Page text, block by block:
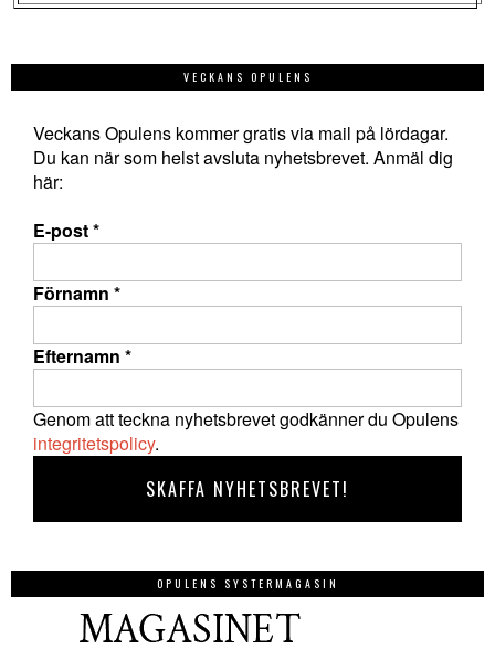
VECKANS OPULENS
Veckans Opulens kommer gratis via mail på lördagar.
Du kan när som helst avsluta nyhetsbrevet. Anmäl dig
här:
E-post*
Förnamn *
Efternamn *
Genom att teckna nyhetsbrevet godkänner du Opulens
integritetspolicy.
OPULENS SYSTERMAGASIN